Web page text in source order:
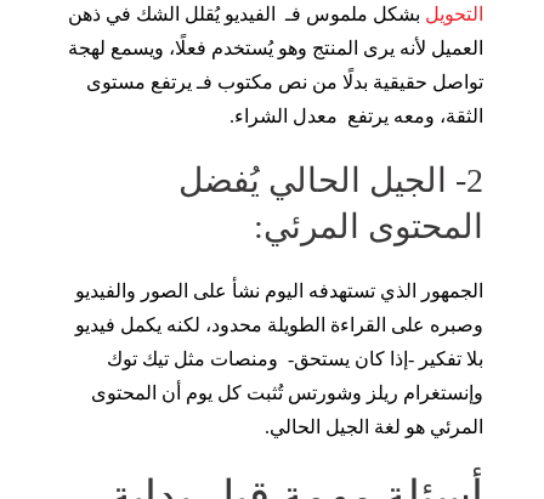
التحويل بشكل ملموس فـ الفيديو يُقلل الشك في ذهن
العميل لأنه يرى المنتج وهو يُستخدم فعلًا، ويسمع لهجة
تواصل حقيقية بدلًا من نص مكتوب فـ يرتفع مستوى
الثقة، ومعه يرتفع معدل الشراء.
2- الجيل الحالي يُفضل
المحتوى المرئي:
الجمهور الذي تستهدفه اليوم نشأ على الصور والفيديو
وصبره على القراءة الطويلة محدود، لكنه يكمل فيديو
بلا تفكير -إذا كان يستحق- ومنصات مثل تيك توك
وإنستغرام ريلز وشورتس تُثبت كل يوم أن المحتوى
المرئي هو لغة الجيل الحالي.